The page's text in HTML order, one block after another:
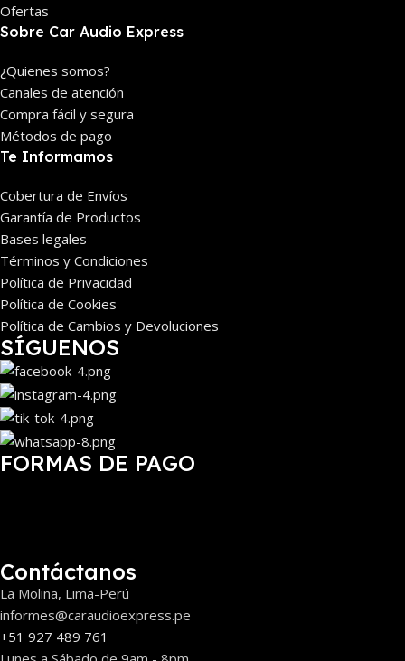
Ofertas
Sobre Car Audio Express
¿Quienes somos?
Canales de atención
Compra fácil y segura
Métodos de pago
Te Informamos
Cobertura de Envíos
Garantía de Productos
Bases legales
Términos y Condiciones
Política de Privacidad
Política de Cookies
Política de Cambios y Devoluciones
SÍGUENOS
FORMAS DE PAGO
Contáctanos
La Molina, Lima-Perú
informes@caraudioexpress.pe
+51 927 489 761